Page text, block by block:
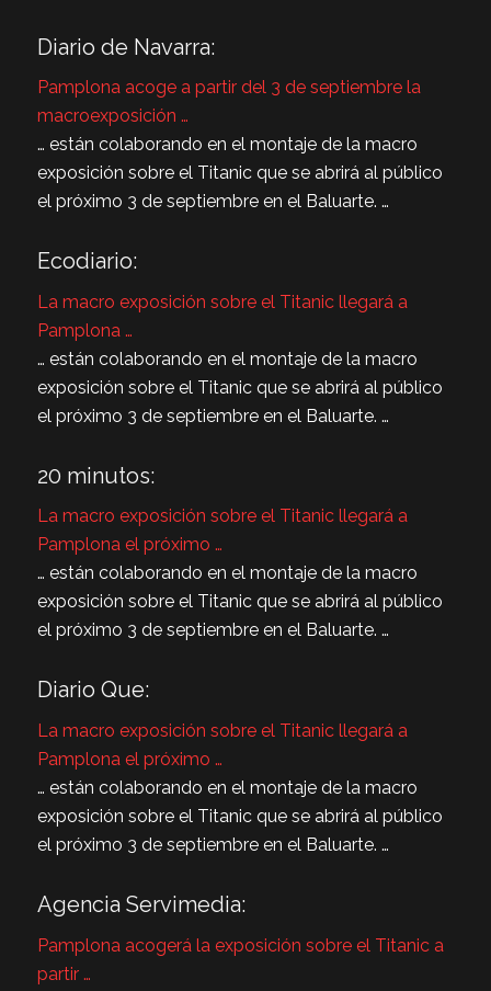
Diario de Navarra:
Pamplona acoge a partir del 3 de septiembre la
macroexposición …
… están colaborando en el montaje de la macro
exposición sobre el Titanic que se abrirá al público
el próximo 3 de septiembre en el Baluarte. …
Ecodiario:
La macro exposición sobre el Titanic llegará a
Pamplona …
… están colaborando en el montaje de la macro
exposición sobre el Titanic que se abrirá al público
el próximo 3 de septiembre en el Baluarte. …
20 minutos:
La macro exposición sobre el Titanic llegará a
Pamplona el próximo …
… están colaborando en el montaje de la macro
exposición sobre el Titanic que se abrirá al público
el próximo 3 de septiembre en el Baluarte. …
Diario Que:
La macro exposición sobre el Titanic llegará a
Pamplona el próximo …
… están colaborando en el montaje de la macro
exposición sobre el Titanic que se abrirá al público
el próximo 3 de septiembre en el Baluarte. …
Agencia Servimedia:
Pamplona acogerá la exposición sobre el Titanic a
partir …